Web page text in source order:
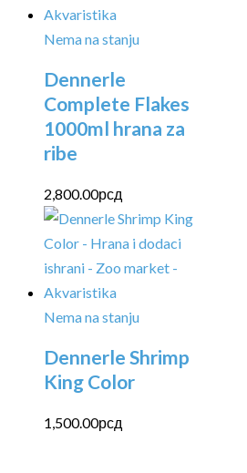
Nema na stanju
Dennerle
Complete Flakes
1000ml hrana za
ribe
2,800.00рсд
Nema na stanju
Dennerle Shrimp
King Color
1,500.00рсд